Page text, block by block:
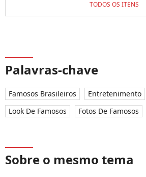
TODOS OS ITENS
Palavras-chave
Famosos Brasileiros Entretenimento
Look De Famosos
Fotos De Famosos
Sobre o mesmo tema